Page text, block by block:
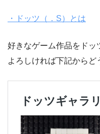
・ドッツ（．S）とは
好きなゲーム作品をドッ
よろしければ下記からど